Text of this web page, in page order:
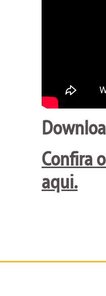
Confira
aqui.